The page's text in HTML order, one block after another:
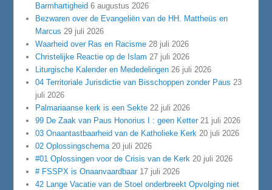
Barmhartigheid 6 augustus 2026
Bezwaren over de Evangeliën van de HH. Mattheüs en
Marcus 29 juli 2026
Waarheid over Ras en Racisme 28 juli 2026
Christelijke Reactie op de Islam 27 juli 2026
Liturgische Kalender en Mededelingen 26 juli 2026
04 Territoriale Jurisdictie van Bisschoppen zonder Paus 23
juli 2026
Palmariaanse kerk is een Sekte 22 juli 2026
99 De Zaak van Paus Honorius I : geen Ketter 21 juli 2026
03 Onaantastbaarheid van de Katholieke Kerk 20 juli 2026
02 Oplossingschema 20 juli 2026
#01 Oplossingen voor de Crisis van de Kerk 20 juli 2026
# FSSPX is Onaanvaardbaar 17 juli 2026
42 Lange Vacatie van de Stoel onderbreekt Opvolging niet